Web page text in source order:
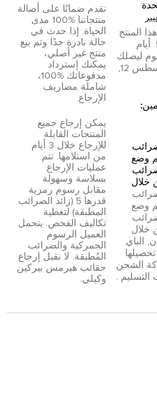
المنتج
أيام
ليصلك
أغسطس 12,
وضع
خلال
وضع
خلال
,
الباي
تحصيلها
الشحن
.
نقدم ضمانًا على أصالة
منتجاتنا %100 مدى
الحياة. إذا حدث في
حالة نادرة جدًا وتم بيع
منتج غير أصلي،
يمكنك إسترداد
مدفوعاتك %100،
شاملة مصاريف
الإرجاع.
يمكن إرجاع جميع
المنتجات القابلة
للإرجاع خلال 3 أيام
من استلامها. تتم
عمليات الإرجاع
بسلاسة وسهولة
مقابل رسوم رمزية
قدرها 5 (زائد الضرائب
المطبقة) لتغطية
تكاليف الفحص. يتحمل
العميل الرسوم
الجمركية والضرائب
المُطبقة. لا نقبل إرجاع
حقائب هيرمس بيركين
وكيلي.